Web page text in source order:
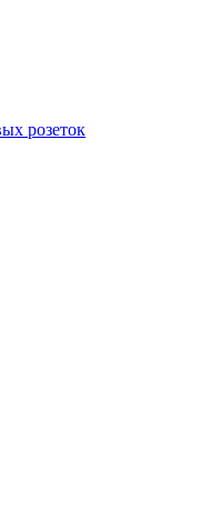
розеток